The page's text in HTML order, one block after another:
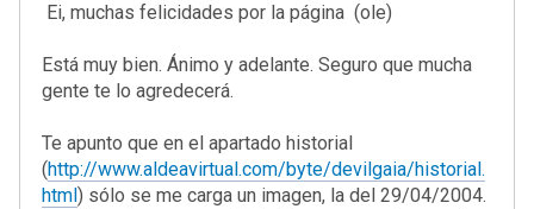
Ei, muchas felicidades por la página (ole)
Está muy bien. Ánimo y adelante. Seguro que mucha
gente te lo agredecerá.
Te apunto que en el apartado historial
(http://www.aldeavirtual.com/byte/devilgaia/historial.
html) sólo se me carga un imagen, la del 29/04/2004.